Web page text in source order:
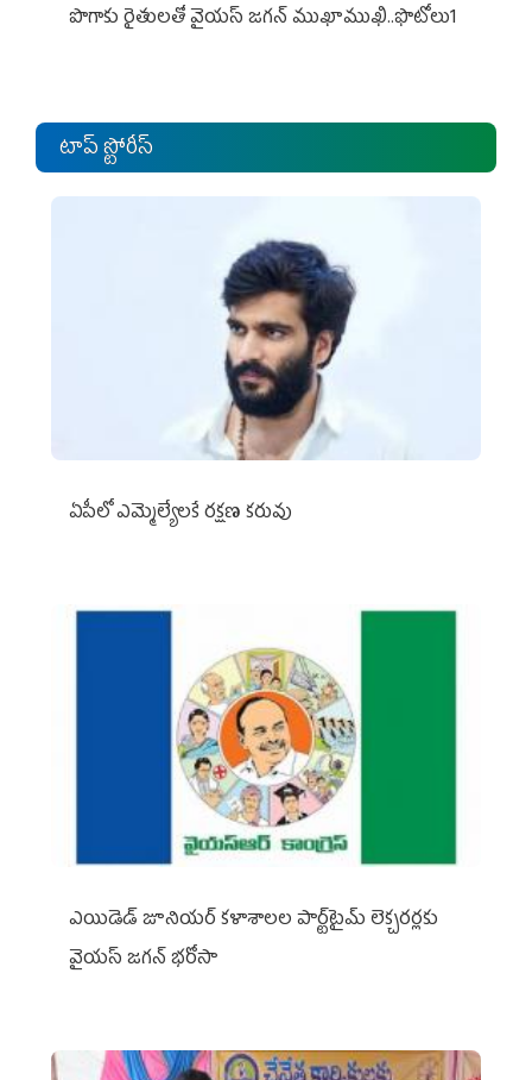
పొగాకు రైతుల‌తో వైయ‌స్ జ‌గ‌న్ ముఖాముఖి..ఫొటోలు1
టాప్ స్టోరీస్
ఏపీలో ఎమ్మెల్యేల‌కే ర‌క్ష‌ణ క‌రువు
ఎయిడెడ్‌ జూనియర్‌ కళాశాలల పార్ట్‌టైమ్‌ లెక్చరర్లకు
వైయ‌స్ జగన్ భరోసా